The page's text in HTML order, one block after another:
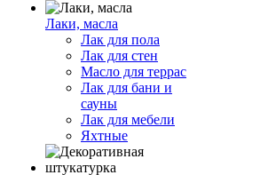
Лаки, масла
Лак для пола
Лак для стен
Масло для террас
Лак для бани и
сауны
Лак для мебели
Яхтные